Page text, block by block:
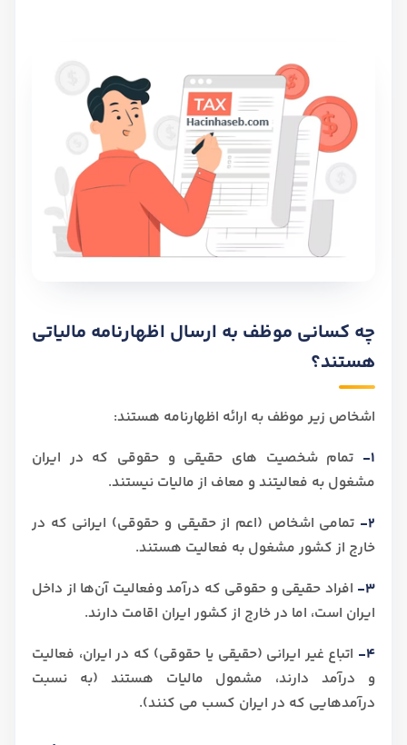
چه کسانی موظف به ارسال اظهارنامه مالیاتی
هستند؟
اشخاص زیر موظف به ارائه اظهارنامه هستند:
1-
تمام شخصیت های حقیقی و حقوقی که در ایران
مشغول به فعالیتند و معاف از مالیات نیستند.
2- تمامی اشخاص (اعم از حقیقی و حقوقی) ایرانی که در
خارج از کشور مشغول به فعالیت هستند.
3- افراد حقیقی و حقوقی که درآمد وفعالیت آن‌ها از داخل
ایران است، اما در خارج از کشور ایران اقامت دارند.
4-
اتباع غیر ایرانی (حقیقی یا حقوقی) که در ایران، فعالیت
و درآمد دارند، مشمول مالیات هستند (به نسبت
درآمدهایی که در ایران کسب می کنند).